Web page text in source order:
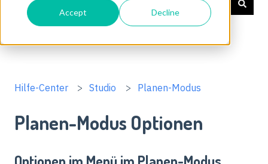
Accept Decline
Es gibt keine Vorschläge, da das Suchfeld leer ist.
Hilfe-Center Studio Planen-Modus
Planen-Modus Optionen